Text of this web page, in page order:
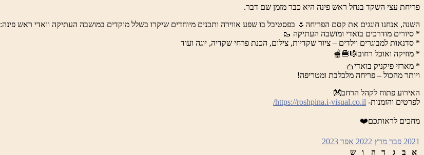
פריחת עצי השקד בנחל ראש פינה היא כבר מזמן שם דבר.
השנה, אנחנו חוגגים את קסם הפריחה🌷 בפסטיבל בו שפע אווירה ותכנים מיוחדים שיקרו בשלל מוקדים במושבה העתיקה וואדי ראש פינה:
* סיורים מודרכים בואדי ומושבה העתיקה 🥾
* סדנאות למבוגרים וילדים – ציור שקדיות, צילום, הכנת פרחי שקדיה, יוגה ועוד
* מוזיקה ואוכל רחוב🎼🍔🫕
* מארזי פיקניק בואדי🧺
ויותר מהכול – פריחה מלבלבת ומטריפה!
האירוע פתוח לקהל הרחב👐
לפרטים והזמנות- https://roshpina.i-visual.co.il/
מחכים לראותכם❤️
2021 פבר מרץ 2022 אפר 2023
א
ב ג ד ה ו
ש